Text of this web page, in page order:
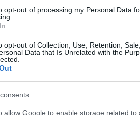
opt-out of processing my Personal Data
opt-out of Collection, Use, Retention,
Data that Is Unrelated with the
allow Google to enable storage related to